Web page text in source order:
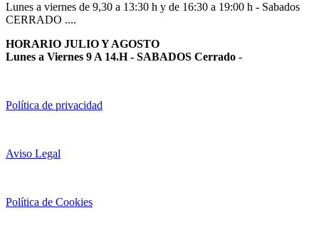
Lunes a viernes de 9,30 a 13:30 h y de 16:30 a 19:00 h - Sabados
CERRADO ....
HORARIO JULIO Y AGOSTO
Lunes a Viernes 9 A 14.H - SABADOS Cerrado -
Política de privacidad
Aviso Legal
Política de Cookies